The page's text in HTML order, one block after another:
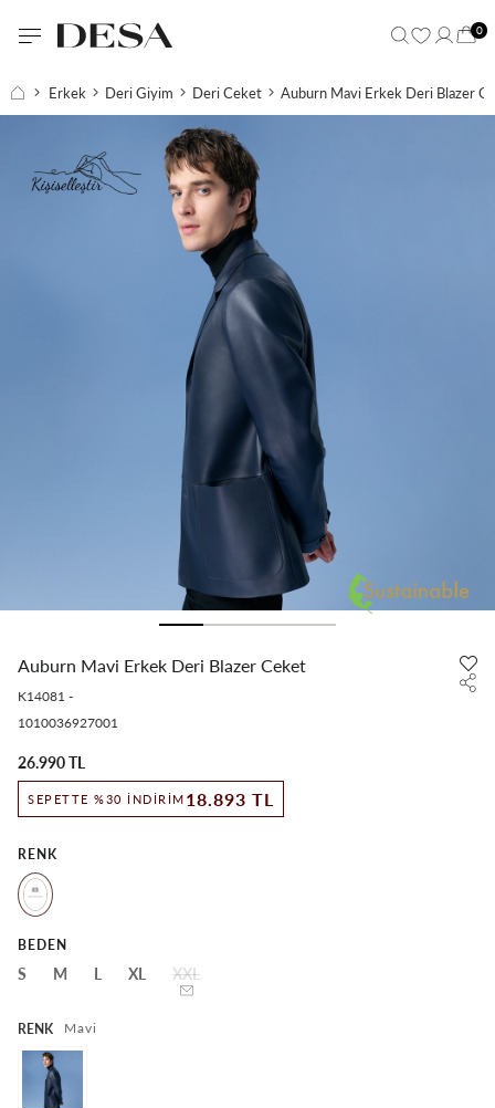
0
Erkek Deri Giyim Deri Ceket Auburn Mavi Erkek Deri Blazer
Auburn Mavi Erkek Deri Blazer Ceket
K14081 -
1010036927001
26.990 TL
SEPETTE %30 İNDIRIM 18.893 TL
RENK
BEDEN
S M L XL XXL
RENK Mavi